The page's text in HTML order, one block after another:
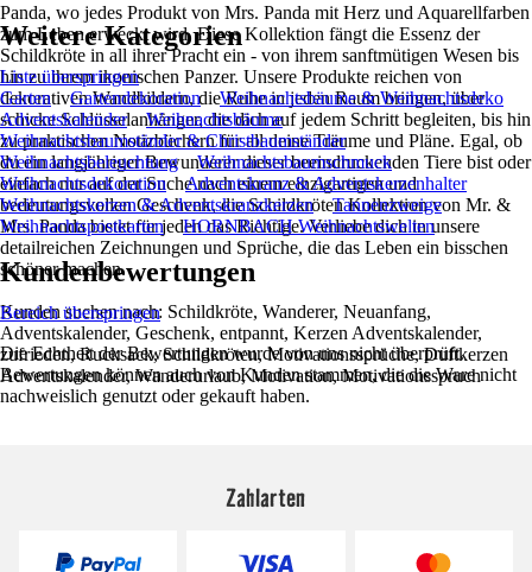
Panda, wo jedes Produkt von Mrs. Panda mit Herz und Aquarellfarben
zum Leben erweckt wird. Diese Kollektion fängt die Essenz der
Schildkröte in all ihrer Pracht ein - von ihrem sanftmütigen Wesen bis
hin zu ihrem ikonischen Panzer. Unsere Produkte reichen von
dekorativen Wandbildern, die Ruhe in jeden Raum bringen, über
schicke Schlüsselanhänger, die dich auf jedem Schritt begleiten, bis hin
zu praktischen Notizbüchern für all deine Träume und Pläne. Egal, ob
du ein langjähriger Bewunderer dieser beeindruckenden Tiere bist oder
einfach nur auf der Suche nach einem einzigartigen und
bedeutungsvollen Geschenk, die Schildkröten Kollektion von Mr. &
Mrs. Panda bietet für jeden das Richtige. Verliebe dich in unsere
detailreichen Zeichnungen und Sprüche, die das Leben ein bisschen
schöner machen.
Kunden suchen nach: Schildkröte, Wanderer, Neuanfang,
Adventskalender, Geschenk, entpannt, Kerzen Adventskalender,
zufrieden, Rucksack, Schildkröten, Motivationssprüche, Duftkerzen
Adventskalender, Wanderurlaub, Motivation, Motivationsspruch
Weitere Kategorien
Liste überspringen
Garten
Gartendekoration
Weihnachtsbäume & Weihnachtsdeko
Adventskalender
Weihnachtsbäume
Weihnachtsbaumständer & Christbaumständer
Weihnachtsbeleuchtung
Weihnachtsbaumschmuck
Weihnachtsdekoration
Adventskranz & Adventskerzenhalter
Weihnachtskerzen & Adventskranzkerzen
Tannenzweige
Weihnachtspostkarten
HORNBACH Weihnachtswelten
Kundenbewertungen
Bereich überspringen
Die Echtheit der Bewertungen wurde von uns nicht überprüft.
Bewertungen können auch von Kunden stammen, die die Ware nicht
nachweislich genutzt oder gekauft haben.
Zahlarten